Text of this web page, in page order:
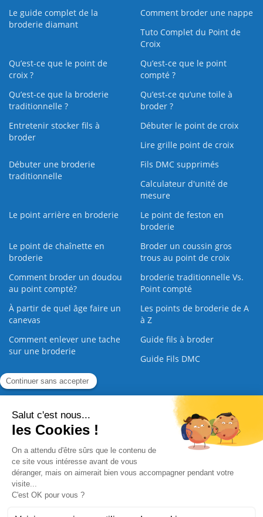
Le guide complet de la
broderie diamant
Comment broder une nappe
Tuto Complet du Point de
Croix
Qu’est-ce que le point de
croix ?
Qu’est-ce que le point
compté ?
Qu’est-ce que la broderie
traditionnelle ?
Qu’est‑ce qu’une toile à
broder ?
Entretenir stocker fils à
broder
Débuter le point de croix
Lire grille point de croix
Débuter une broderie
traditionnelle
Fils DMC supprimés
Calculateur d'unité de
mesure
Le point arrière en broderie
Le point de feston en
broderie
Le point de chaînette en
broderie
Broder un coussin gros
trous au point de croix
Comment broder un doudou
au point compté?
broderie traditionnelle Vs.
Point compté
À partir de quel âge faire un
canevas
Les points de broderie de A
à Z
Comment enlever une tache
sur une broderie
Guide fils à broder
Guide Fils DMC
Guide de la Broderie
Nous contacter |
Paiement sécurisé